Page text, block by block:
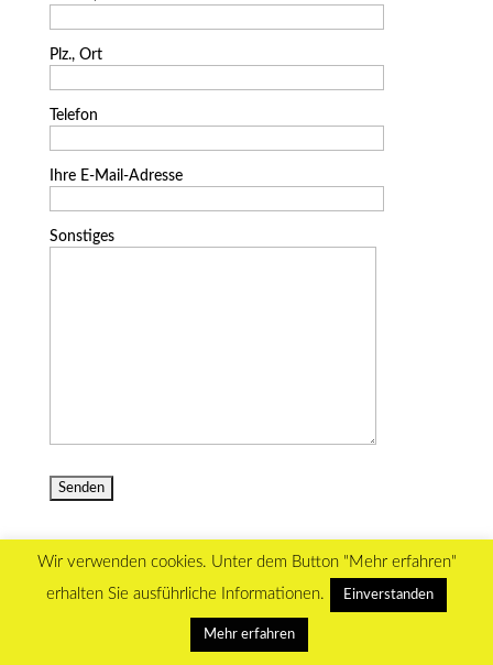
Plz., Ort
Telefon
Ihre E-Mail-Adresse
Sonstiges
WordPress Themes designed by Designers Inn
Wir verwenden cookies. Unter dem Button "Mehr erfahren"
erhalten Sie ausführliche Informationen.
Einverstanden
Mehr erfahren